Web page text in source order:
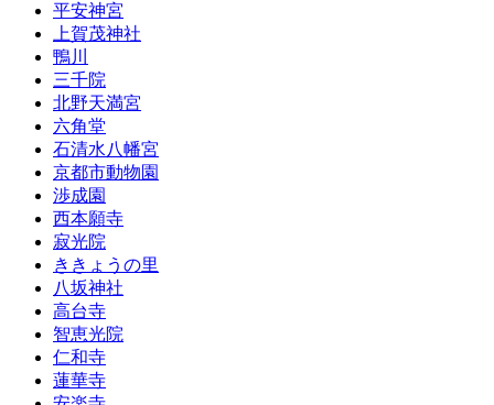
平安神宮
上賀茂神社
鴨川
三千院
北野天満宮
六角堂
石清水八幡宮
京都市動物園
渉成園
西本願寺
寂光院
ききょうの里
八坂神社
高台寺
智恵光院
仁和寺
蓮華寺